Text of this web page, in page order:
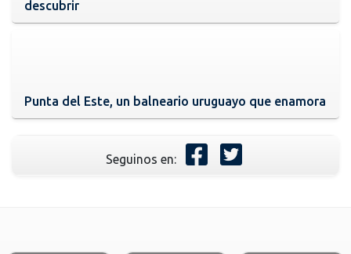
descubrir
Punta del Este, un balneario uruguayo que enamora
Seguinos en: